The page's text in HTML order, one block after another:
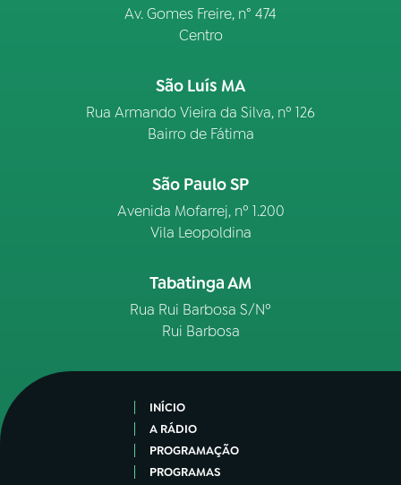
Av. Gomes Freire, n° 474
Centro
São Luís MA
Rua Armando Vieira da Silva, nº 126
Bairro de Fátima
São Paulo SP
Avenida Mofarrej, nº 1.200
Vila Leopoldina
Tabatinga AM
Rua Rui Barbosa S/Nº
Rui Barbosa
INÍCIO
A RÁDIO
PROGRAMAÇÃO
PROGRAMAS